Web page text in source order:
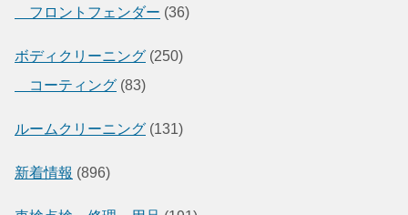
フロントフェンダー (36)
ボディクリーニング (250)
コーティング (83)
ルームクリーニング (131)
新着情報 (896)